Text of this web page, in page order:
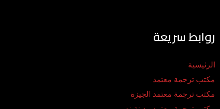
روابط سريعة
الرئيسية
مكتب ترجمة معتمد
مكتب ترجمة معتمد الجيزة